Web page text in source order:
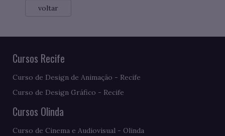
voltar
Cursos Recife
Curso de Design de Animação - Recife
Curso de Design Gráfico - Recife
Cursos Olinda
Curso de Cinema e Audiovisual - Olinda